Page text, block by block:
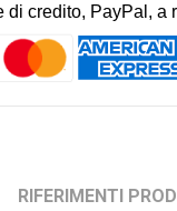
di credito, PayPal, a
RIFERIMENTI